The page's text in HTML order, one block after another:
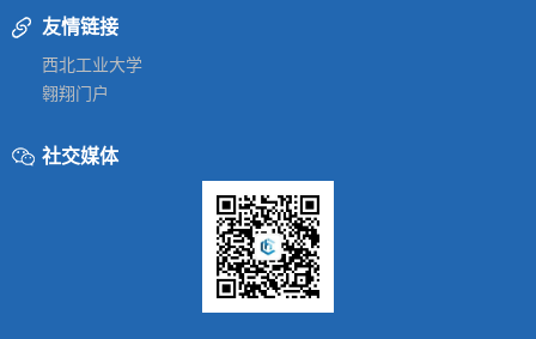
友情链接
西北工业大学
翱翔门户
社交媒体